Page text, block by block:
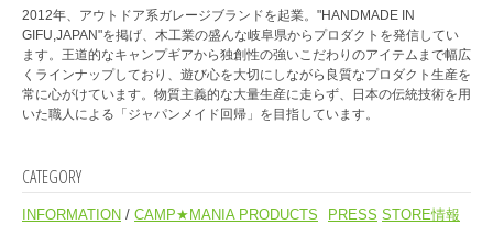
2012年、アウトドア系ガレージブランドを起業。"HANDMADE IN
GIFU,JAPAN"を掲げ、木工業の盛んな岐阜県からプロダクトを発信してい
ます。王道的なキャンプギアから独創性の強いこだわりのアイテムまで幅広
くラインナップしており、遊び心を大切にしながら良質なプロダクト生産を
常に心がけています。物質主義的な大量生産に走らず、日本の伝統技術を用
いた職人による「ジャパンメイド回帰」を目指しています。
CATEGORY
INFORMATION CAMP★MANIA PRODUCTS PRESS STORE情報